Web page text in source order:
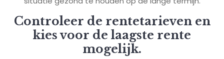
Controleer de rentetarieven en
kies voor de laagste rente
mogelijk.